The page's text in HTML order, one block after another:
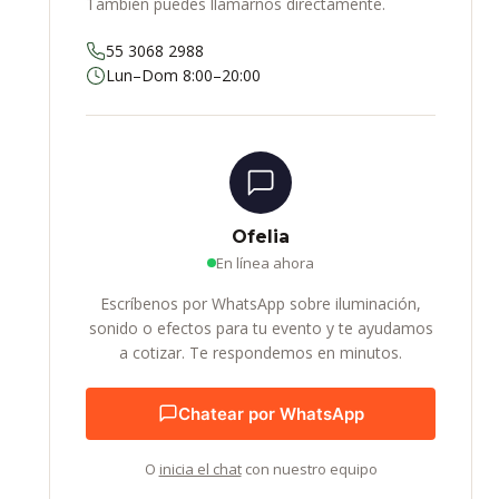
También puedes llamarnos directamente.
55 3068 2988
Lun–Dom 8:00–20:00
Ofelia
En línea ahora
Escríbenos por WhatsApp sobre iluminación,
sonido o efectos para tu evento y te ayudamos
a cotizar. Te respondemos en minutos.
Chatear por WhatsApp
O inicia el chatcon nuestro equipo